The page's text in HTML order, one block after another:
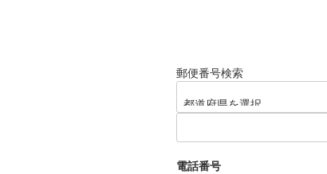
郵便番号検索
電話番号